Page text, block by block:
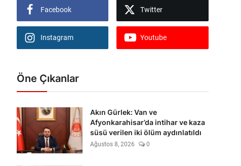
Facebook Twitter
Instagram Youtube
Öne Çıkanlar
Akın Gürlek: Van ve
Afyonkarahisar’da intihar ve kaza
süsü verilen iki ölüm aydınlatıldı
Ağustos 8, 2026 0